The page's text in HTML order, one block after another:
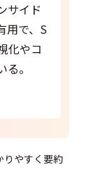
サイド
用で、S
化やコ
。
やすく要約